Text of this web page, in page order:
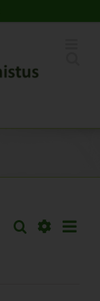
Sündmused
Otsi Päev